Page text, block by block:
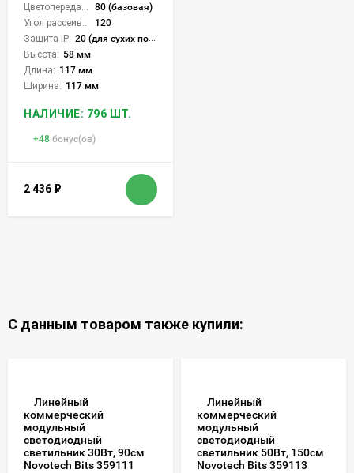
Цветопередача (CRI):
80 (базовая)
Угол рассеивания света °:
120
Защита IP: 20 (для сухих пом.)
Высота: 58 мм
Длина: 117 мм
Ширина: 117 мм
НАЛИЧИЕ: 796 ШТ.
+48 бонус(ов)
2 436 ₽
С данным товаром также купили:
Линейный
коммерческий
модульный
светодиодный
светильник 30Вт, 90см
Novotech Bits 359111
Линейный
коммерческий
модульный
светодиодный
светильник 50Вт, 150см
Novotech Bits 359113